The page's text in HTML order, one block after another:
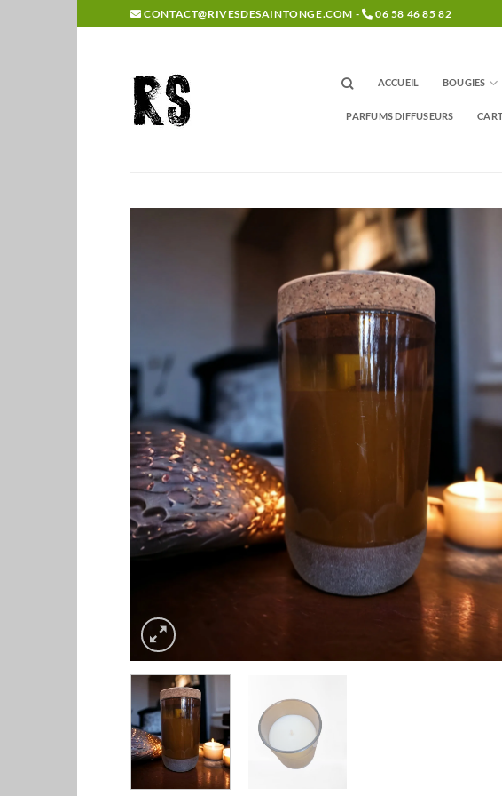
au
CONTACT@RIVESDESAINTONGE.COM - 06 58 46 85 82
ACCUEIL BOUGIES
PARFUMS DIFFUSEURS